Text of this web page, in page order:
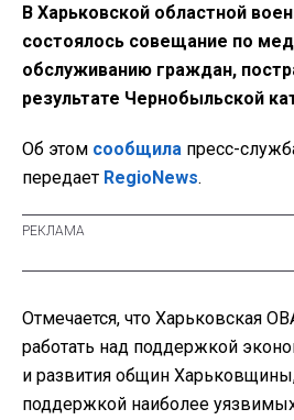
В Харьковской областной
состоялось совещание по
обслуживанию граждан,
результате Чернобыльской
Об этом сообщила пресс-
передает RegioNews.
Отмечается, что Харьковская
работать над поддержкой
и развития общин
поддержкой наиболее